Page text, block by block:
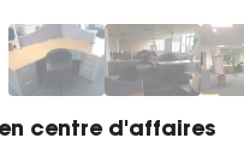
centre d'affaires